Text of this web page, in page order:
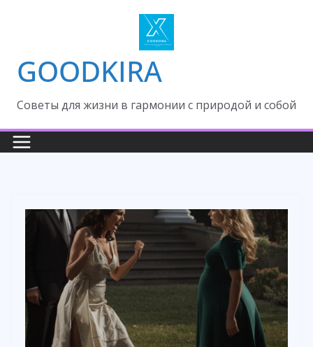
GOODKIRA
Cоветы для жизни в гармонии с природой и собой